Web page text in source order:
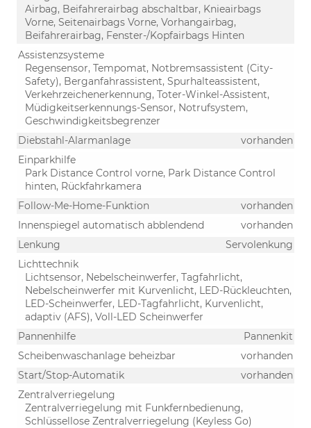
Airbag, Beifahrerairbag abschaltbar, Knieairbags
Vorne, Seitenairbags Vorne, Vorhangairbag,
Beifahrerairbag, Fenster-/Kopfairbags Hinten
Assistenzsysteme
Regensensor, Tempomat, Notbremsassistent (City-
Safety), Berganfahrassistent, Spurhalteassistent,
Verkehrzeichenerkennung, Toter-Winkel-Assistent,
Müdigkeitserkennungs-Sensor, Notrufsystem,
Geschwindigkeitsbegrenzer
Diebstahl-Alarmanlage
vorhanden
Einparkhilfe
Park Distance Control vorne, Park Distance Control
hinten, Rückfahrkamera
Follow-Me-Home-Funktion
vorhanden
Innenspiegel automatisch abblendend
vorhanden
Lenkung
Servolenkung
Lichttechnik
Lichtsensor, Nebelscheinwerfer, Tagfahrlicht,
Nebelscheinwerfer mit Kurvenlicht, LED-Rückleuchten,
LED-Scheinwerfer, LED-Tagfahrlicht, Kurvenlicht,
adaptiv (AFS), Voll-LED Scheinwerfer
Pannenhilfe
Pannenkit
Scheibenwaschanlage beheizbar
vorhanden
Start/Stop-Automatik
vorhanden
Zentralverriegelung
Zentralverriegelung mit Funkfernbedienung,
Schlüssellose Zentralverriegelung (Keyless Go)